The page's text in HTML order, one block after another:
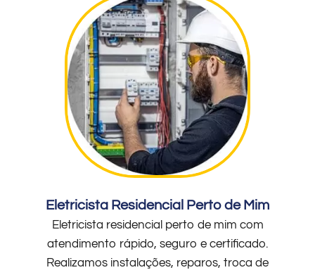
Eletricista Residencial Perto de Mim
Eletricista residencial perto de mim com
atendimento rápido, seguro e certificado.
Realizamos instalações, reparos, troca de